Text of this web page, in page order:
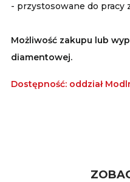
- przystosowane do pracy
Możliwość zakupu lub
diamentowej.
Dostępność: oddział